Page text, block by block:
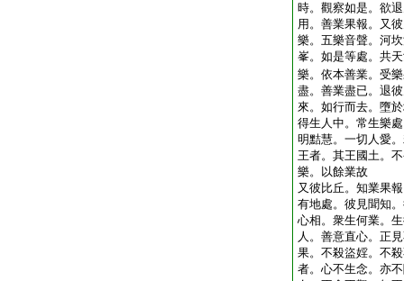
時。觀察如是。欲
用。善業果報。又
樂。五樂音聲。河
峯。如是等處。共
樂。依本善業。受
盡。善業盡已。退
來。如行而去。墮
得生人中。常生樂
明黠慧。一切人愛
王者。其王國土。
樂。以餘業故
又彼比丘。知業果
有地處。彼見聞知
心相。衆生何業。
人。善意直心。正
果。不殺盜婬。不
者。心不生念。亦